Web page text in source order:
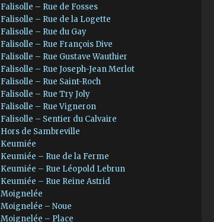
Falisolle – Rue de Fosses
Falisolle – Rue de la Logette
Falisolle – Rue du Gay
Falisolle – Rue François Dive
Falisolle – Rue Gustave Wauthier
Falisolle – Rue Joseph-Jean Merlot
Falisolle – Rue Saint-Roch
Falisolle – Rue Try Joly
Falisolle – Rue Vigneron
Falisolle – Sentier du Calvaire
Hors de Sambreville
Keumiée
Keumiée – Rue de la Ferme
Keumiée – Rue Léopold Lebrun
Keumiée – Rue Reine Astrid
Moignelée
Moignelée – Noue
Moignelée – Place